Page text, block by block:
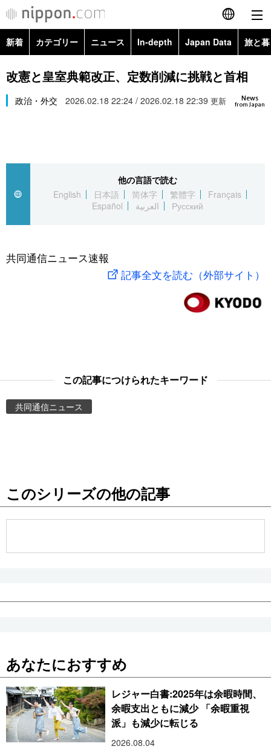
English
简体字
繁體字
العربية
社会
旅と暮らし
東京
新着 カテゴリー ニュース In-depth Japan Data 旅と
政治・外交
経済・ビジネス
社会
文化
科学・技術
暮らし
Topics
Images
お知らせ
改憲と皇室典範改正、定数削減に挑戦と首相
News
from Japan
政治・外交 2026.02.18 22:24 / 2026.02.18 22:39 更新
他の言語で読む
English
日本語 简体字 繁體字
Français
Español
العربية Русский
共同通信ニュース速報
記事全文を読む（外部サイト）
この記事につけられたキーワード
共同通信ニュース
このシリーズの他の記事
あなたにおすすめ
レジャー白書:2025年は余暇時間、
余暇支出ともに減少 「余暇重視
派」も減少に転じる
2026.08.04